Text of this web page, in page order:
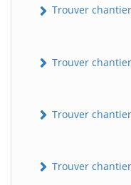
Trouver
Trouver
Trouver
Trouver